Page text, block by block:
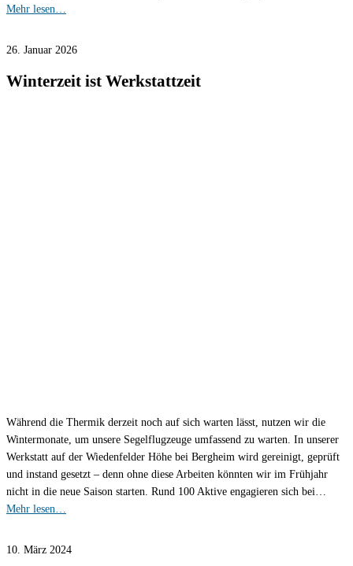
Mehr lesen…
26. Januar 2026
Winterzeit ist Werkstattzeit
Während die Thermik derzeit noch auf sich warten lässt, nutzen wir die
Wintermonate, um unsere Segelflugzeuge umfassend zu warten. In unserer
Werkstatt auf der Wiedenfelder Höhe bei Bergheim wird gereinigt, geprüft
und instand gesetzt – denn ohne diese Arbeiten könnten wir im Frühjahr
nicht in die neue Saison starten. Rund 100 Aktive engagieren sich bei…
Mehr lesen…
10. März 2024